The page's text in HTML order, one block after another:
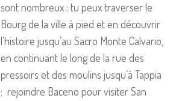
sont nombreux : tu peux traverser le
Bourg de la ville à pied et en découvrir
l’histoire jusqu’au Sacro Monte Calvario,
en continuant le long de la rue des
pressoirs et des moulins jusqu’à Tappia
; rejoindre Baceno pour visiter San